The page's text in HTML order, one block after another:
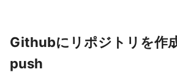
Githubにリポジトリを作
push